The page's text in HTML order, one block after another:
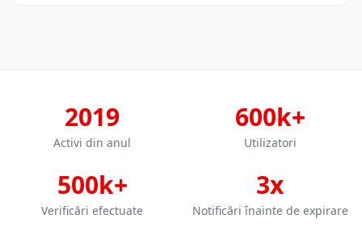
2019
Activi din anul
600k+
Utilizatori
500k+
Verificări efectuate
3x
Notificări înainte de expirare